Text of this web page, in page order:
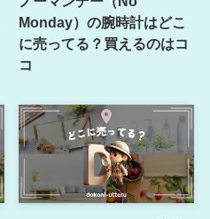
Monday）の腕時計はどこ
に売ってる？買えるのはコ
コ